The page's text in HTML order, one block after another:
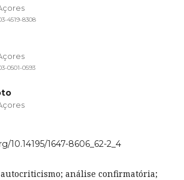
4519-8308
0501-0593
10.14195/1647-8606_62-2_4
autocriticismo; análise confirmatória;